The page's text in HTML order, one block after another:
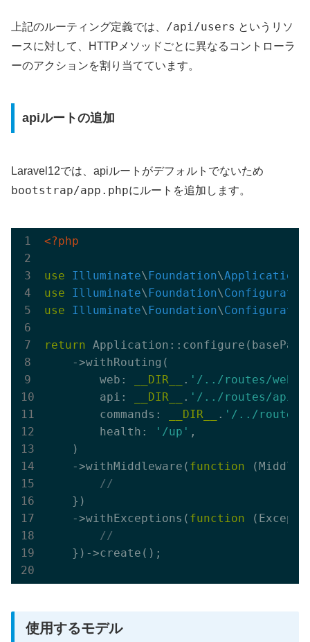
上記のルーティング定義では、 /api/users というリソ
ースに対して、HTTPメソッドごとに異なるコントローラ
ーのアクションを割り当てています。
apiルートの追加
Laravel12では、apiルートがデフォルトでないため
bootstrap/app.phpにルートを追加します。
<?php
use Illuminate\Foundation\Application
use
Illuminate\Foundation\
use
Illuminate\Foundation\
return
    ->withRouting(
        web:
__DIR__ . '/../routes/
        api:
__DIR__ . '/../routes/
        commands:
__DIR__ . '/../routes/
        health:
'/up' ,
    )
    ->withMiddleware(
function
//
    })
    ->withExceptions(
function
//
    })->create();
使用するモデル